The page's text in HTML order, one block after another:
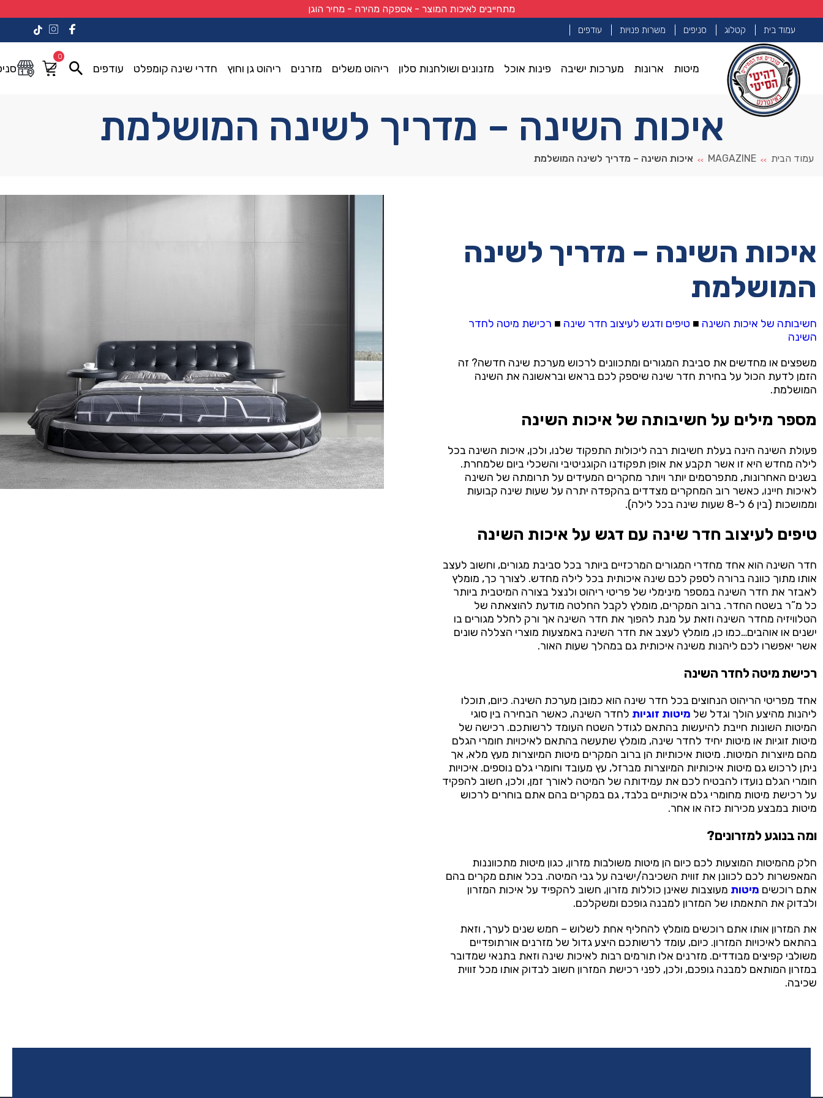
מתחייבים לאיכות המוצר - אספקה מהירה - מחיר הוגן
עמוד בית קטלוג סניפים משרות פנויות עודפים
מיטות ארונות מערכות ישיבה פינות אוכל מזנונים ושולחנות סלון ריהוט משלים מזרנים ריהוט גן וחוץ חדרי שינה קומפלט עודפים
0
איכות השינה – מדריך לשינה המושלמת
עמוד הבית >>
MAGAZINE
>> איכות השינה – מדריך לשינה המושלמת
איכות השינה – מדריך לשינה
המושלמת
חשיבותה של איכות השינה ■ טיפים ודגש לעיצוב חדר שינה ■ רכישת מיטה לחדר
השינה
משפצים או מחדשים את סביבת המגורים ומתכוונים לרכוש מערכת שינה חדשה? זה
הזמן לדעת הכול על בחירת חדר שינה שיספק לכם בראש ובראשונה את השינה
המושלמת.
מספר מילים על חשיבותה של איכות השינה
פעולת השינה הינה בעלת חשיבות רבה ליכולות התפקוד שלנו, ולכן, איכות השינה בכל
לילה מחדש היא זו אשר תקבע את אופן תפקודנו הקוגניטיבי והשכלי ביום שלמחרת.
בשנים האחרונות, מתפרסמים יותר ויותר מחקרים המעידים על תרומתה של השינה
לאיכות חיינו, כאשר רוב המחקרים מצדדים בהקפדה יתרה על שעות שינה קבועות
וממושכות (בין 6 ל-8 שעות שינה בכל לילה).
טיפים לעיצוב חדר שינה עם דגש על איכות השינה
חדר השינה הוא אחד מחדרי המגורים המרכזיים ביותר בכל סביבת מגורים, וחשוב לעצב
אותו מתוך כוונה ברורה לספק לכם שינה איכותית בכל לילה מחדש. לצורך כך, מומלץ
לאבזר את חדר השינה במספר מינימלי של פריטי ריהוט ולנצל בצורה המיטבית ביותר
כל מ”ר בשטח החדר. ברוב המקרים, מומלץ לקבל החלטה מודעת להוצאתה של
הטלוויזיה מחדר השינה וזאת על מנת להפוך את חדר השינה אך ורק לחלל מגורים בו
ישנים או אוהבים…כמו כן, מומלץ לעצב את חדר השינה באמצעות מוצרי הצללה שונים
אשר יאפשרו לכם ליהנות משינה איכותית גם במהלך שעות האור.
רכישת מיטה לחדר השינה
אחד מפריטי הריהוט הנחוצים בכל חדר שינה הוא כמובן מערכת השינה. כיום, תוכלו
ליהנות מהיצע הולך וגדל של מיטות זוגיות לחדר השינה, כאשר הבחירה בין סוגי
המיטות השונות חייבת להיעשות בהתאם לגודל השטח העומד לרשותכם. רכישה של
מיטות זוגיות או מיטות יחיד לחדר שינה, מומלץ שתעשה בהתאם לאיכויות חומרי הגלם
מהם מיוצרות המיטות. מיטות איכותיות הן ברוב המקרים מיטות המיוצרות מעץ מלא, אך
ניתן לרכוש גם מיטות איכותיות המיוצרות מברזל, עץ מעובד וחומרי גלם נוספים. איכויות
חומרי הגלם נועדו להבטיח לכם את עמידותה של המיטה לאורך זמן, ולכן, חשוב להפקיד
על רכישת מיטות מחומרי גלם איכותיים בלבד, גם במקרים בהם אתם בוחרים לרכוש
מיטות במבצע מכירות כזה או אחר.
ומה בנוגע למזרונים?
חלק מהמיטות המוצעות לכם כיום הן מיטות משולבות מזרון, כגון מיטות מתכווננות
המאפשרות לכם לכוונן את זווית השכיבה/ישיבה על גבי המיטה. בכל אותם מקרים בהם
אתם רוכשים מיטות מעוצבות שאינן כוללות מזרון, חשוב להקפיד על איכות המזרון
ולבדוק את התאמתו של המזרון למבנה גופכם ומשקלכם.
את המזרון אותו אתם רוכשים מומלץ להחליף אחת לשלוש – חמש שנים לערך, וזאת
בהתאם לאיכויות המזרון. כיום, עומד לרשותכם היצע גדול של מזרנים אורתופדיים
משולבי קפיצים מבודדים. מזרנים אלו תורמים רבות לאיכות שינה וזאת בתנאי שמדובר
במזרון המותאם למבנה גופכם, ולכן, לפני רכישת המזרון חשוב לבדוק אותו מכל זווית
שכיבה.